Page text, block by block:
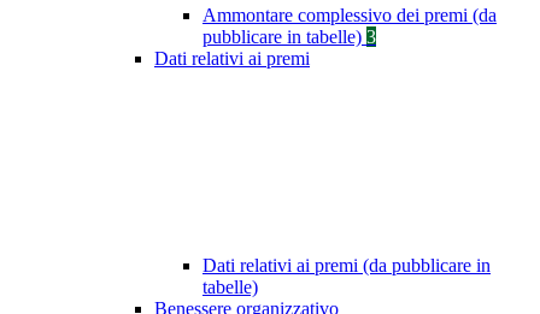
Ammontare complessivo dei premi (da
pubblicare in tabelle) 3
Dati relativi ai premi
Dati relativi ai premi (da pubblicare in
tabelle)
Benessere organizzativo